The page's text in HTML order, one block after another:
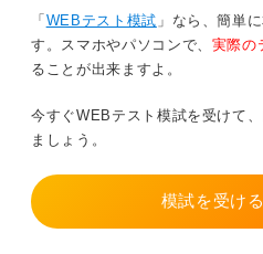
「 WEBテスト模試 」なら、簡単
す。スマホやパソコンで、 実際の
ることが出来ますよ。
今すぐWEBテスト模試を受けて
ましょう。
模試を受け